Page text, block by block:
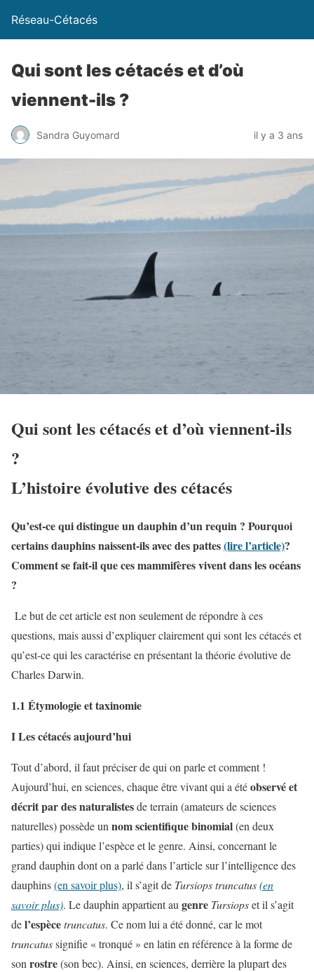
Réseau-Cétacés
Qui sont les cétacés et d’où
viennent-ils ?
Sandra Guyomard il y a 3 ans
Qui sont les cétacés et d’où viennent-ils
?
L’histoire évolutive des cétacés
Qu’est-ce qui distingue un dauphin d’un requin ? Pourquoi
certains dauphins naissent-ils avec des pattes(lire l’article)?
Comment se fait-il que ces mammifères vivent dans les océans
?
Le but de cet article est non seulement de répondre à ces
questions, mais aussi d’expliquer clairement qui sont les cétacés et
qu’est-ce qui les caractérise en présentant la théorie évolutive de
Charles Darwin.
1.1 Étymologie et taxinomie
I Les cétacés aujourd’hui
Tout d’abord, il faut préciser de qui on parle et comment !
Aujourd’hui, en sciences, chaque être vivant qui a étéobservé et
décrit par des naturalistesde terrain (amateurs de sciences
naturelles) possède un nom scientifique binomial(en deux
parties) qui indique l’espèce et le genre. Ainsi, concernant le
grand dauphin dont on a parlé dans l’article sur l’intelligence des
dauphins(en savoir plus), il s’agit de Tursiops truncatus(en
savoir plus). Le dauphin appartient au genre Tursiopset il s’agit
del’espècetruncatus. Ce nom lui a été donné, car le mot
truncatussignifie « tronqué » en latin en référence à la forme de
son rostre(son bec). Ainsi, en sciences, derrière la plupart des